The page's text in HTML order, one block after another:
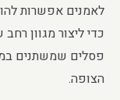
לאמנים אפשרות
כדי ליצור מגוון
פסלים שמשתנים
הצופה.